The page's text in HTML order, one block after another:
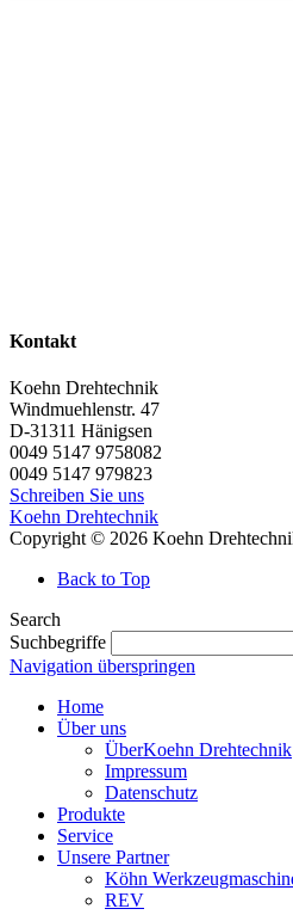
Kontakt
Koehn Drehtechnik
Windmuehlenstr. 47
D-31311 Hänigsen
0049 5147 9758082
0049 5147 979823
Schreiben Sie uns
Koehn Drehtechnik
Copyright © 2026 Koehn
Back to Top
Search
Suchbegriffe
Navigation überspringen
Home
Über uns
ÜberKoehn Drehtechnik
Impressum
Datenschutz
Produkte
Service
Unsere Partner
Köhn
REV